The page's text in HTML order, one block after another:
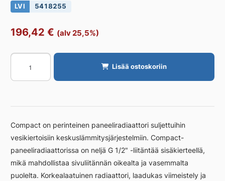
LVI 5418255
196,42 € (alv 25,5%)
Radiaattori
PURMO
C
COMPACT
määrä
Lisää ostoskoriin
Compact on perinteinen paneeliradiaattori suljettuihin
vesikiertoisiin keskuslämmitysjärjestelmiin. Compact-
paneeliradiaattorissa on neljä G 1/2" -liitäntää sisäkierteellä,
mikä mahdollistaa sivuliitännän oikealta ja vasemmalta
puolelta. Korkealaatuinen radiaattori, laadukas viimeistely ja